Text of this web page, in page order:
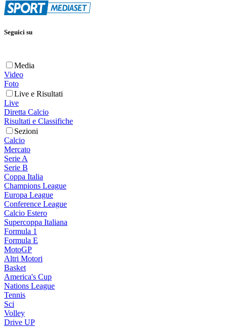
Seguici su
Media
Video
Foto
Live e Risultati
Live
Diretta Calcio
Risultati e Classifiche
Sezioni
Calcio
Mercato
Serie A
Serie B
Coppa Italia
Champions League
Europa League
Conference League
Calcio Estero
Supercoppa Italiana
Formula 1
Formula E
MotoGP
Altri Motori
Basket
America's Cup
Nations League
Tennis
Sci
Volley
Drive UP